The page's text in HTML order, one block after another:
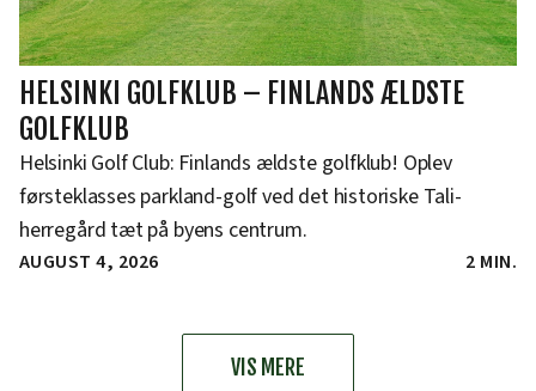
HELSINKI GOLFKLUB – FINLANDS ÆLDSTE
GOLFKLUB
Helsinki Golf Club: Finlands ældste golfklub! Oplev
førsteklasses parkland-golf ved det historiske Tali-
herregård tæt på byens centrum.
AUGUST 4, 2026 2 MIN.
VIS MERE